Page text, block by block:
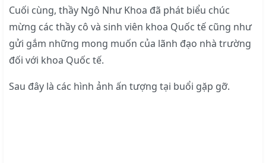
Cuối cùng, thầy Ngô Như Khoa đã phát biểu chúc
mừng các thầy cô và sinh viên khoa Quốc tế cũng như
gửi gắm những mong muốn của lãnh đạo nhà trường
đối với khoa Quốc tế.
Sau đây là các hình ảnh ấn tượng tại buổi gặp gỡ.